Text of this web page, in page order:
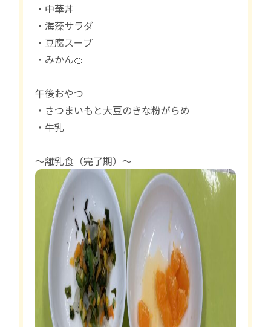
・中華丼
・海藻サラダ
・豆腐スープ
・みかん🍊
午後おやつ
・さつまいもと大豆のきな粉がらめ
・牛乳
〜離乳食（完了期）〜